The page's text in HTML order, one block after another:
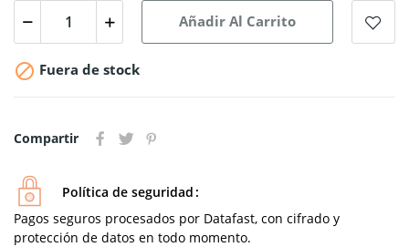
Añadir Al Carrito
 Fuera de stock
Compartir
Política de seguridad
Pagos seguros procesados por Datafast, con cifrado y
protección de datos en todo momento.